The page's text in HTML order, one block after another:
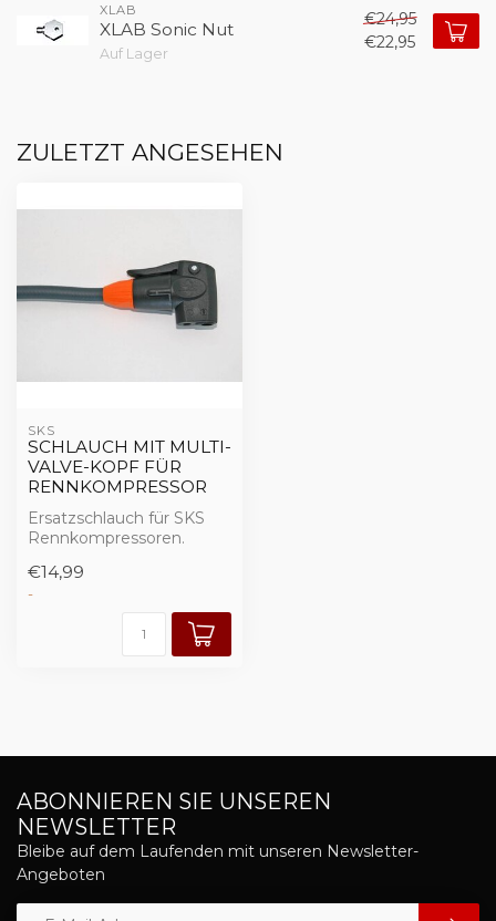
XLAB
XLAB Sonic Nut
Auf Lager
€24,95
€22,95
ZULETZT ANGESEHEN
SKS
SCHLAUCH MIT MULTI-
VALVE-KOPF FÜR
RENNKOMPRESSOR
Ersatzschlauch für SKS
Rennkompressoren.
noch einen im...
€14,99
-
ABONNIEREN SIE UNSEREN
NEWSLETTER
Bleibe auf dem Laufenden mit unseren Newsletter-
Angeboten